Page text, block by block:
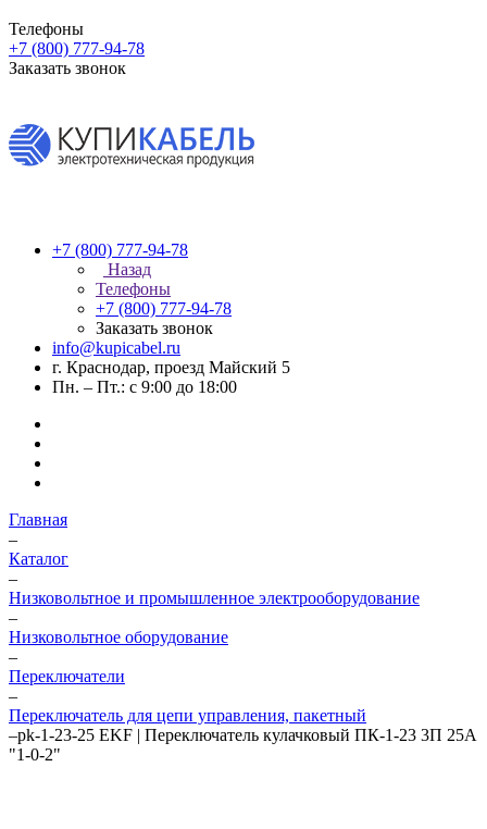
Телефоны
+7 (800) 777-94-78
Заказать звонок
+7 (800) 777-94-78
Назад
Телефоны
+7 (800) 777-94-78
Заказать звонок
info@kupicabel.ru
г. Краснодар, проезд Майский 5
Пн. – Пт.: с 9:00 до 18:00
Главная
–
Каталог
–
Низковольтное и промышленное электрооборудование
–
Низковольтное оборудование
–
Переключатели
–
Переключатель для цепи управления, пакетный
–pk-1-23-25 EKF | Переключатель кулачковый ПК-1-23 3П 25А
"1-0-2"